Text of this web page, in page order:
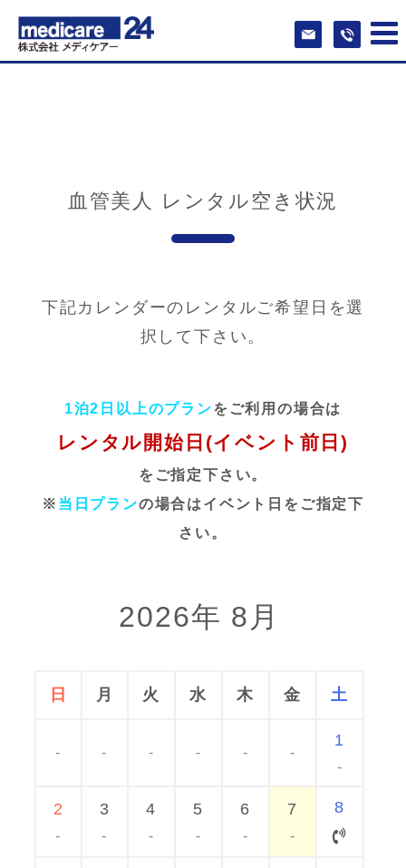
血管美人 レンタル空き状況
下記カレンダーのレンタルご希望日を選
択して下さい。
1泊2日以上のプランをご利用の場合は
レンタル開始日(イベント前日)
をご指定下さい。
※ 当日プランの場合はイベント日をご指定下
さい。
2026年 8月
日 月 火 水 木 金 土
- - - - - -
1
-
2
-
3
-
4
-
5
-
6
-
7
-
8